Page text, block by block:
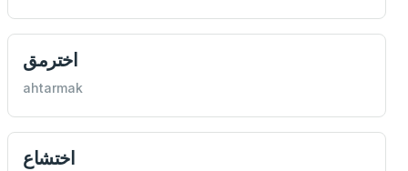
اخترمق
ahtarmak
اختشاع